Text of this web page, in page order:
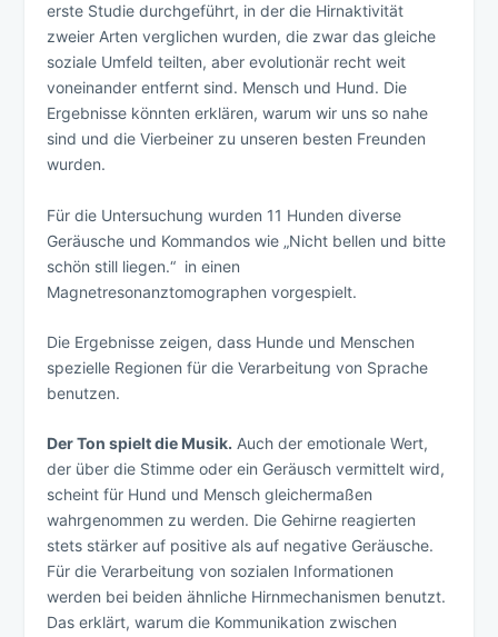
erste Studie durchgeführt, in der die Hirnaktivität
zweier Arten verglichen wurden, die zwar das gleiche
soziale Umfeld teilten, aber evolutionär recht weit
voneinander entfernt sind. Mensch und Hund. Die
Ergebnisse könnten erklären, warum wir uns so nahe
sind und die Vierbeiner zu unseren besten Freunden
wurden.
Für die Untersuchung wurden 11 Hunden diverse
Geräusche und Kommandos wie „Nicht bellen und bitte
schön still liegen.“ in einen
Magnetresonanztomographen vorgespielt.
Die Ergebnisse zeigen, dass Hunde und Menschen
spezielle Regionen für die Verarbeitung von Sprache
benutzen.
Der Ton spielt die Musik. Auch der emotionale Wert,
der über die Stimme oder ein Geräusch vermittelt wird,
scheint für Hund und Mensch gleichermaßen
wahrgenommen zu werden. Die Gehirne reagierten
stets stärker auf positive als auf negative Geräusche.
Für die Verarbeitung von sozialen Informationen
werden bei beiden ähnliche Hirnmechanismen benutzt.
Das erklärt, warum die Kommunikation zwischen